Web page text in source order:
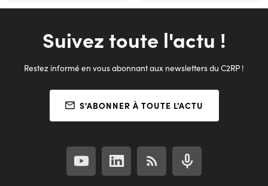
Suivez toute l'actu !
Restez informé en vous abonnant aux newsletters du C2RP !
S'ABONNER À TOUTE L'ACTU